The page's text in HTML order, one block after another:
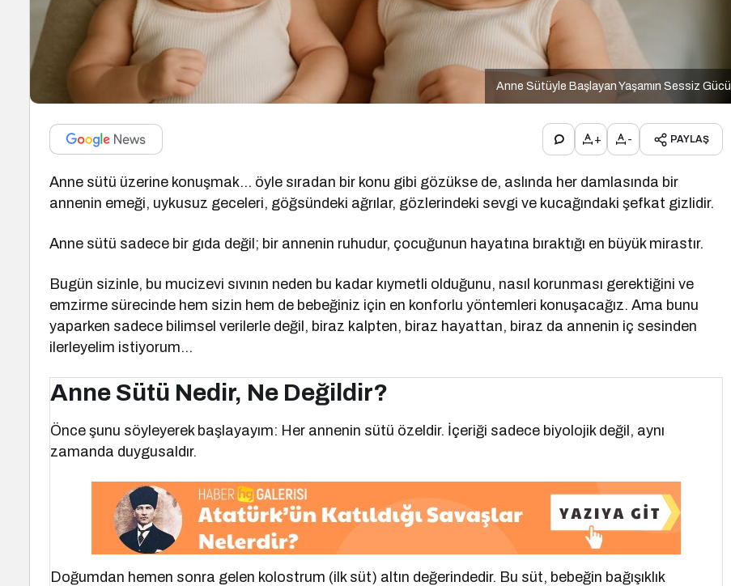
Anne Sütüyle Başlayan Yaşamın Sessiz Gücü
+ - PAYLAŞ
Anne sütü üzerine konuşmak… öyle sıradan bir konu gibi gözükse de, aslında her damlasında bir
annenin emeği, uykusuz geceleri, göğsündeki ağrılar, gözlerindeki sevgi ve kucağındaki şefkat gizlidir.
Anne sütü sadece bir gıda değil; bir annenin ruhudur, çocuğunun hayatına bıraktığı en büyük mirastır.
Bugün sizinle, bu mucizevi sıvının neden bu kadar kıymetli olduğunu, nasıl korunması gerektiğini ve
emzirme sürecinde hem sizin hem de bebeğiniz için en konforlu yöntemleri konuşacağız. Ama bunu
yaparken sadece bilimsel verilerle değil, biraz kalpten, biraz hayattan, biraz da annenin iç sesinden
ilerleyelim istiyorum…
Anne Sütü Nedir, Ne Değildir?
Önce şunu söyleyerek başlayayım: Her annenin sütü özeldir. İçeriği sadece biyolojik değil, aynı
zamanda duygusaldır.
Doğumdan hemen sonra gelen kolostrum (ilk süt) altın değerindedir. Bu süt, bebeğin bağışıklık